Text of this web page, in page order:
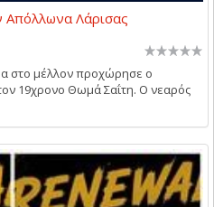
Απόλλωνα Λάρισας
στο μέλλον προχώρησε ο
19χρονο Θωμά Σαΐτη. Ο νεαρός